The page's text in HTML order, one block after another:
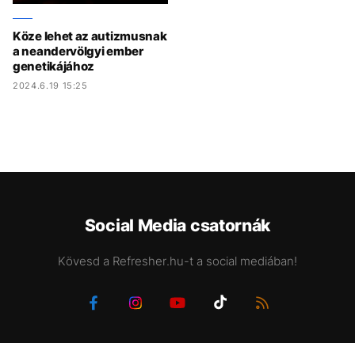
Köze lehet az autizmusnak
a neandervölgyi ember
genetikájához
2024.6.19 15:25
Social Media csatornák
Kövesd a Refresher.hu-t a social mediában!